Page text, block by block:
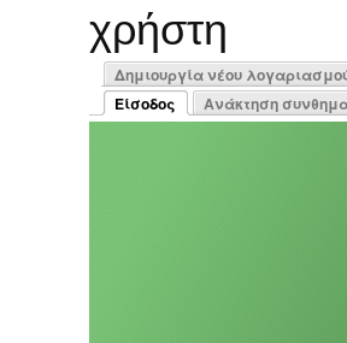
χρήστη
Πρωτεύουσες
Δημιουργία νέου
Είσοδος
(ενεργή καρτέλα)
Ανάκτηση